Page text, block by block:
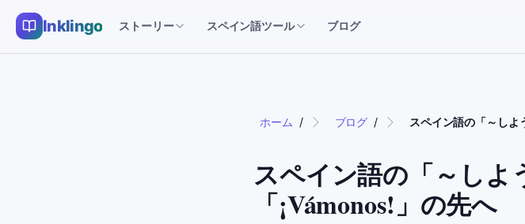
Inklingo ストーリー スペイン語ツール ブログ
ホーム / ブログ / スペイン語の「～し
スペイン語の「～しよ
「¡Vámonos!」の先へ